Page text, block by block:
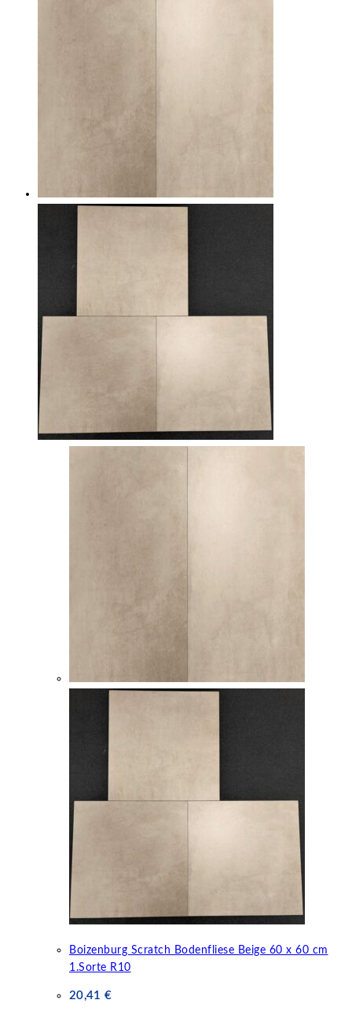
Boizenburg Scratch Bodenfliese Beige 60 x 60 cm
1.Sorte R10
20,41 €